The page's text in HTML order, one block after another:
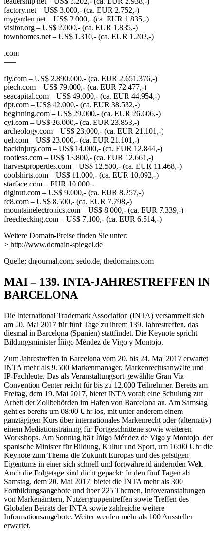
factory.net – US$ 3.000,- (ca. EUR 2.752,-)
mygarden.net – US$ 2.000,- (ca. EUR 1.835,-)
visitor.org – US$ 2.000,- (ca. EUR 1.835,-)
townhomes.net – US$ 1.310,- (ca. EUR 1.202,-)
.com
—–
fly.com – US$ 2.890.000,- (ca. EUR 2.651.376,-)
piech.com – US$ 79.000,- (ca. EUR 72.477,-)
seacapital.com – US$ 49.000,- (ca. EUR 44.954,-)
dpt.com – US$ 42.000,- (ca. EUR 38.532,-)
beginning.com – US$ 29.000,- (ca. EUR 26.606,-)
cyi.com – US$ 26.000,- (ca. EUR 23.853,-)
archeology.com – US$ 23.000,- (ca. EUR 21.101,-)
qel.com – US$ 23.000,- (ca. EUR 21.101,-)
backinjury.com – US$ 14.000,- (ca. EUR 12.844,-)
rootless.com – US$ 13.800,- (ca. EUR 12.661,-)
harvestproperties.com – US$ 12.500,- (ca. EUR 11.468,-)
coolshirts.com – US$ 11.000,- (ca. EUR 10.092,-)
starface.com – EUR 10.000,-
diginut.com – US$ 9.000,- (ca. EUR 8.257,-)
fc8.com – US$ 8.500,- (ca. EUR 7.798,-)
mountainelectronics.com – US$ 8.000,- (ca. EUR 7.339,-)
freechecking.com – US$ 7.100,- (ca. EUR 6.514,-)
Weitere Domain-Preise finden Sie unter:
> http://www.domain-spiegel.de
Quelle: dnjournal.com, sedo.de, thedomains.com
MAI – 139. INTA-JAHRESTREFFEN IN
BARCELONA
Die International Trademark Association (INTA) versammelt sich
am 20. Mai 2017 für fünf Tage zu ihrem 139. Jahrestreffen, das
diesmal in Barcelona (Spanien) stattfindet. Die Keynote spricht
Bildungsminister Íñigo Méndez de Vigo y Montojo.
Zum Jahrestreffen in Barcelona vom 20. bis 24. Mai 2017 erwartet
INTA mehr als 9.500 Markenmanager, Markenrechtsanwälte und
IP-Fachleute. Das als Veranstaltungsort gewählte Gran Via
Convention Center reicht für bis zu 12.000 Teilnehmer. Bereits am
Freitag, dem 19. Mai 2017, bietet INTA vorab eine Schulung zur
Arbeit der Zollbehörden im Hafen von Barcelona an. Am Samstag
geht es bereits um 08:00 Uhr los, mit unter anderem einem
ganztägigen Kurs über internationales Markenrecht oder (alternativ)
einem Mediationstraining für Fortgeschrittene sowie weiteren
Workshops. Am Sonntag hält Íñigo Méndez de Vigo y Montojo, der
spanische Minister für Bildung, Kultur und Sport, um 16:00 Uhr die
Keynote zum Thema die Zukunft Europas und des geistigen
Eigentums in einer sich schnell und fortwährend ändernden Welt.
Auch die Folgetage sind dicht gepackt: In den fünf Tagen ab
Samstag, dem 20. Mai 2017, bietet die INTA mehr als 300
Fortbildungsangebote und über 225 Themen, Infoveranstaltungen
von Markenämtern, Nutzergruppentreffen sowie Treffen des
Globalen Beirats der INTA sowie zahlreiche weitere
Informationsangebote. Weiter werden mehr als 100 Aussteller
erwartet.